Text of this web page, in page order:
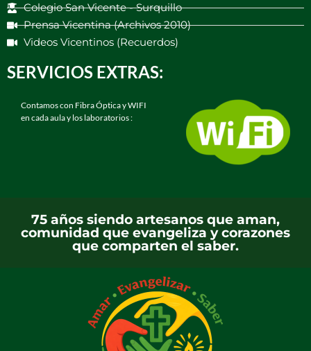
Colegio San Vicente - Surquillo
Prensa Vicentina (Archivos 2010)
Videos Vicentinos (Recuerdos)
SERVICIOS EXTRAS:
Contamos con Fibra Óptica y WIFI
en cada aula y los laboratorios :
75 años siendo artesanos que aman,
comunidad que evangeliza y corazones
que comparten el saber.